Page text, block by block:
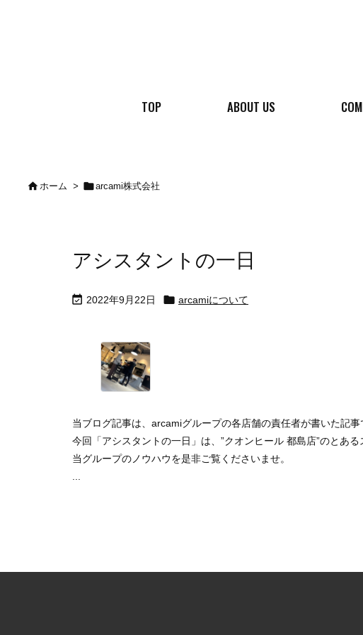
TOP ABOUT US
ホーム > arcami株式会社
アシスタントの一日
 2022年9月22日  arcamiについて
当ブログ記事は、arcamiグループの各店舗の責任者が書いた記事
今回「アシスタントの一日」は、”クオンヒール 都島店”のとある
当グループのノウハウを是非ご覧くださいませ。